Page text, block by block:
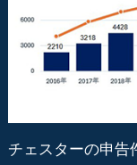
チェスターの申告